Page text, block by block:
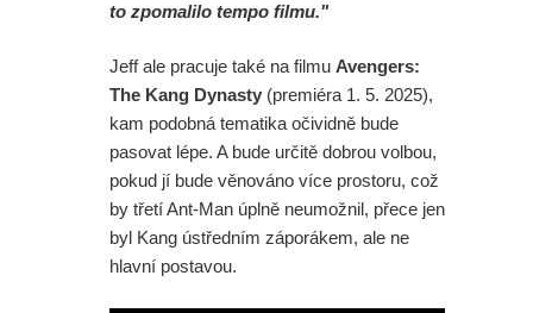
to zpomalilo tempo filmu."
Jeff ale pracuje také na filmu Avengers:
The Kang Dynasty (premiéra 1. 5. 2025),
kam podobná tematika očividně bude
pasovat lépe. A bude určitě dobrou volbou,
pokud jí bude věnováno více prostoru, což
by třetí Ant-Man úplně neumožnil, přece jen
byl Kang ústředním záporákem, ale ne
hlavní postavou.